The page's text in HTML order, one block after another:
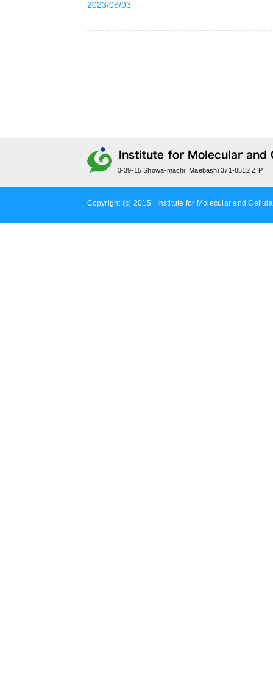
2023/08/03
3-39-15 Showa-machi, Maebashi 371-8512 ZIP
Copyright (c) 2015 , Institute for Molecular and